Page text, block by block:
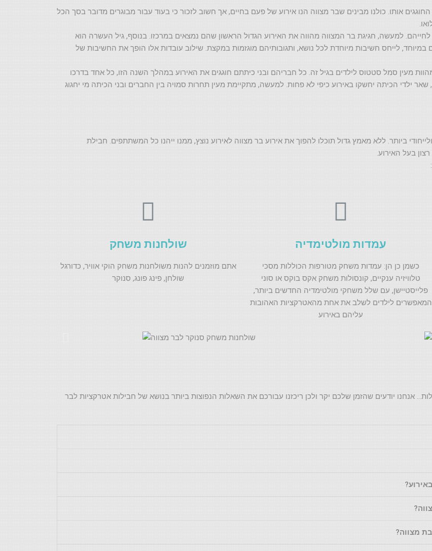
אותו. כולנו מבינים שבר מצווה הנו אירוע של פעם בחיים, אך חשוב לזכור כי בעוד עבור מבוגרים מדובר בסך הכל
למעשה, חגיגת בר המצווה מהווה את האירוע הגדול הראשון שהם נמצאים במרכזו. בנוסף, גיל העשרה הוא
במיוחד, לייחס חשיבות מיוחדת לכל נושא, ותגובותיהם מוגזמות במקצת. שילוב עובדות אלו הופך את החשיבות של
מעין סמל סטטוס לילדים בגיל זה. כל חבריהם ובני כיתתם חוגגים את האירוע במהלך השנה הזו, כל אחד בדרכו
שאר ילדי הכיתה יחשקו באירוע כיפי לא פחות. למעשה, מתקיימת מעין תחרות סמויה בין החברים ובני הכיתה מי יחגוג
ביותר. ללא מאמץ גדול תוכלו להפוך את אירוע בר מצווה לאירוע נוצץ, ממנו ייהנו כל המשתתפים. חבילת
בעל האירוע.
עמדות מולטימדיה
כשמן כן הן: עמדות משחק מטורפות הכוללות מסכי
טלוויזיה ענקיים, קונסולות משחק אקס בוקס או סוני
פלייסטיישן, עם שלל משחקי מולטימדיה החדשים ביותר,
המאפשרים לילדים לשלב את אחת מהאטרקציות האהובות
עליהם באירוע
שולחנות משחק
אתם מוזמנים להנות משולחנות משחק הוקי אוויר, כדורגל
שולחן, פינג פונג, סנוקר
אנחנו יודעים שהזמן שלכם יקר ולכן ריכזנו עבורכם את השאלות הנפוצות ביותר בנושא של חבילות אטרקציות לבר
מצווה?